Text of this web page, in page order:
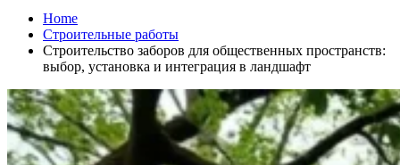
Home
Строительные работы
Строительство заборов для общественных пространств:
выбор, установка и интеграция в ландшафт